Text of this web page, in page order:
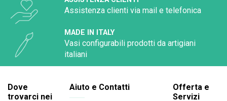
Assistenza clienti via mail e telefonica
MADE IN ITALY
Vasi configurabili prodotti da artigiani
italiani
Dove
trovarci nei
Aiuto e Contatti
Offerta e
Servizi